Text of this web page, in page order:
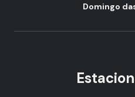
Domingo